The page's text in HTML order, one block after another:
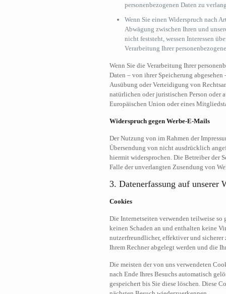
personenbezogenen Daten zu
Wenn Sie einen Widerspruch nach
Abwägung zwischen Ihren und
nicht feststeht, wessen Interessen
Verarbeitung Ihrer
Wenn Sie die Verarbeitung Ihrer
Daten – von ihrer Speicherung
Ausübung oder Verteidigung von
natürlichen oder juristischen Person oder
Europäischen Union oder eines
Widerspruch gegen Werbe-E-Mails
Der Nutzung von im Rahmen der
Übersendung von nicht ausdrücklich
hiermit widersprochen. Die Betreiber der
Falle der unverlangten Zusendung von
3. Datenerfassung auf unserer
Cookies
Die Internetseiten verwenden teilweise
keinen Schaden an und enthalten keine
nutzerfreundlicher, effektiver und
Ihrem Rechner abgelegt werden und die
Die meisten der von uns verwendeten
nach Ende Ihres Besuchs automatisch
gespeichert bis Sie diese löschen. Diese